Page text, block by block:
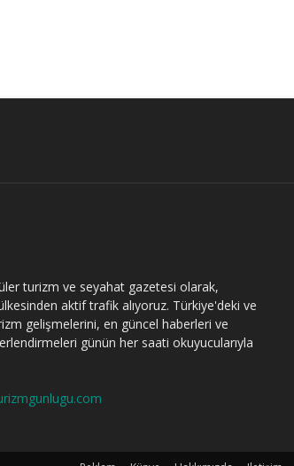
turizm ve seyahat gazetesi olarak,
aktif trafik alıyoruz. Türkiye'deki ve
gelişmelerini, en güncel haberleri ve
günün her saati okuyucularıyla